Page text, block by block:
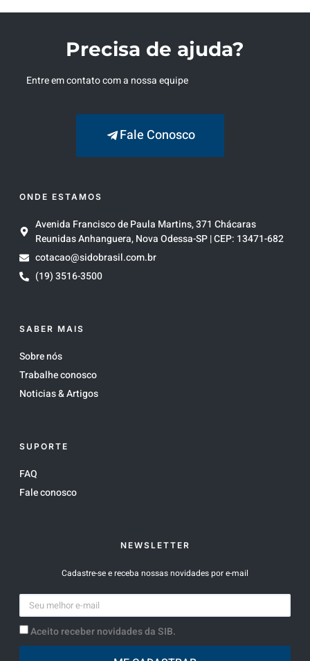
Precisa de ajuda?
Entre em contato com a nossa equipe
Fale Conosco
ONDE ESTAMOS
Avenida Francisco de Paula Martins, 371 Chácaras
Reunidas Anhanguera, Nova Odessa-SP | CEP: 13471-682
cotacao@sidobrasil.com.br
(19) 3516-3500
SABER MAIS
Sobre nós
Trabalhe conosco
Noticias & Artigos
SUPORTE
FAQ
Fale conosco
NEWSLETTER
Cadastre-se e receba nossas novidades por e-mail
Aceito receber novidades da SIB.